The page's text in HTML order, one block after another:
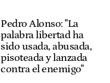
Pedro Alonso: "La
palabra libertad ha
sido usada, abusada,
pisoteada y lanzada
contra el enemigo"